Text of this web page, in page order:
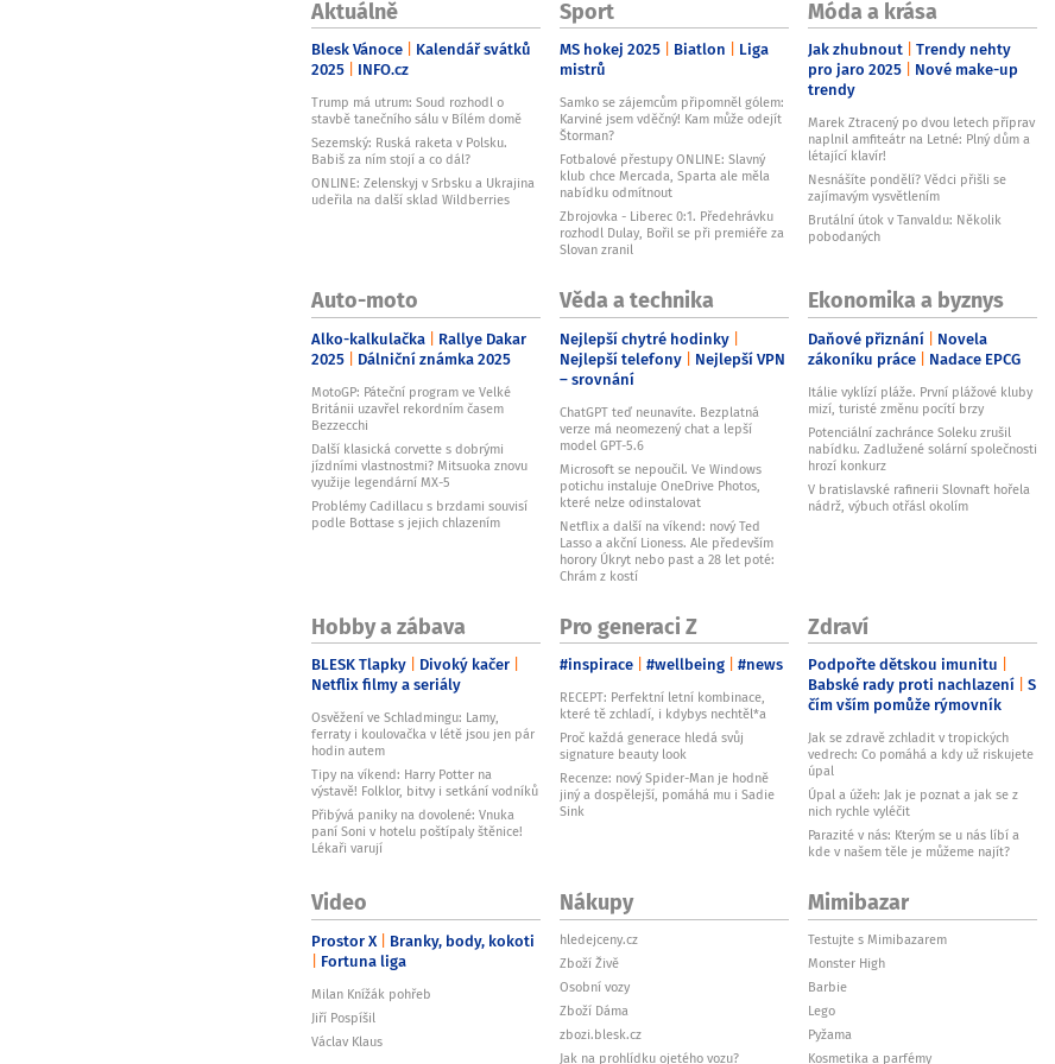
Aktuálně
Blesk Vánoce Kalendář svátků
2025 INFO.cz
Trump má utrum: Soud rozhodl o
stavbě tanečního sálu v Bílém domě
Sezemský: Ruská raketa v Polsku.
Babiš za ním stojí a co dál?
ONLINE: Zelenskyj v Srbsku a Ukrajina
udeřila na další sklad Wildberries
Sport
MS hokej 2025 Biatlon
Liga
mistrů
Samko se zájemcům připomněl gólem:
Karviné jsem vděčný! Kam může odejít
Štorman?
Fotbalové přestupy ONLINE: Slavný
klub chce Mercada, Sparta ale měla
nabídku odmítnout
Zbrojovka - Liberec 0:1. Předehrávku
rozhodl Dulay, Bořil se při premiéře za
Slovan zranil
Móda a krása
Jak zhubnout Trendy nehty
pro jaro 2025 Nové make-up
trendy
Marek Ztracený po dvou letech příprav
naplnil amfiteátr na Letné: Plný dům a
létající klavír!
Nesnášíte pondělí? Vědci přišli se
zajímavým vysvětlením
Brutální útok v Tanvaldu: Několik
pobodaných
Auto-moto
Alko-kalkulačka Rallye Dakar
2025 Dálniční známka 2025
MotoGP: Páteční program ve Velké
Británii uzavřel rekordním časem
Bezzecchi
Další klasická corvette s dobrými
jízdními vlastnostmi? Mitsuoka znovu
využije legendární MX-5
Problémy Cadillacu s brzdami souvisí
podle Bottase s jejich chlazením
Věda a technika
Nejlepší chytré hodinky
Nejlepší telefony Nejlepší VPN
– srovnání
ChatGPT teď neunavíte. Bezplatná
verze má neomezený chat a lepší
model GPT-5.6
Microsoft se nepoučil. Ve Windows
potichu instaluje OneDrive Photos,
které nelze odinstalovat
Netflix a další na víkend: nový Ted
Lasso a akční Lioness. Ale především
horory Úkryt nebo past a 28 let poté:
Chrám z kostí
Ekonomika a byznys
Daňové přiznání Novela
zákoníku práce Nadace EPCG
Itálie vyklízí pláže. První plážové kluby
mizí, turisté změnu pocítí brzy
Potenciální zachránce Soleku zrušil
nabídku. Zadlužené solární společnosti
hrozí konkurz
V bratislavské rafinerii Slovnaft hořela
nádrž, výbuch otřásl okolím
Hobby a zábava
BLESK Tlapky Divoký kačer
Netflix filmy a seriály
Osvěžení ve Schladmingu: Lamy,
ferraty i koulovačka v létě jsou jen pár
hodin autem
Tipy na víkend: Harry Potter na
výstavě! Folklor, bitvy i setkání vodníků
Přibývá paniky na dovolené: Vnuka
paní Soni v hotelu poštípaly štěnice!
Lékaři varují
Pro generaci Z
#inspirace #wellbeing #news
RECEPT: Perfektní letní kombinace,
které tě zchladí, i kdybys nechtěl*a
Proč každá generace hledá svůj
signature beauty look
Recenze: nový Spider-Man je hodně
jiný a dospělejší, pomáhá mu i Sadie
Sink
Zdraví
Podpořte dětskou imunitu
Babské rady proti nachlazení S
čím vším pomůže rýmovník
Jak se zdravě zchladit v tropických
vedrech: Co pomáhá a kdy už riskujete
úpal
Úpal a úžeh: Jak je poznat a jak se z
nich rychle vyléčit
Parazité v nás: Kterým se u nás líbí a
kde v našem těle je můžeme najít?
Video
Prostor X Branky, body, kokoti
Fortuna liga
Milan Knížák pohřeb
Jiří Pospíšil
Václav Klaus
Nákupy
hledejceny.cz
Zboží Živě
Osobní vozy
Zboží Dáma
zbozi.blesk.cz
Jak na prohlídku ojetého vozu?
Mimibazar
Testujte s Mimibazarem
Monster High
Barbie
Lego
Pyžama
Kosmetika a parfémy